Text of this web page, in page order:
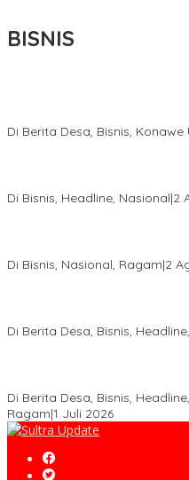
BISNIS
Di Berita Desa, Bisnis, Konawe
Di Bisnis, Headline, Nasional|2
Di Bisnis, Nasional, Ragam|2
Di Berita Desa, Bisnis,
Di Berita Desa, Bisnis,
Ragam|1 Juli 2026